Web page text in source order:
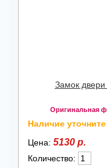
Замок
Оригинальная
Наличие
Цена: 5130 р.
Количество: